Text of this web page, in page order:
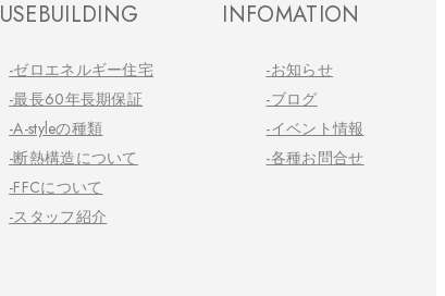
-ゼロエネルギー住宅
-最長60年長期保証
-A-styleの種類
-断熱構造について
-FFCについて
-スタッフ紹介
INFOMATION
-お知らせ
-ブログ
-イベント情報
-各種お問合せ